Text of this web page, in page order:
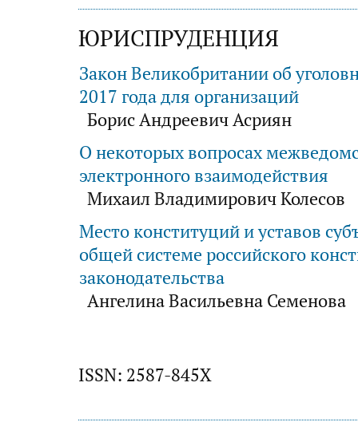
ЮРИСПРУДЕНЦИЯ
Закон Великобритании об
2017 года для организаций
Борис Андреевич Асриян
О некоторых вопросах
электронного взаимодействия
Михаил Владимирович Колесов
Место конституций и уставов
общей системе российского
законодательства
Ангелина Васильевна Семенова
ISSN: 2587-845X